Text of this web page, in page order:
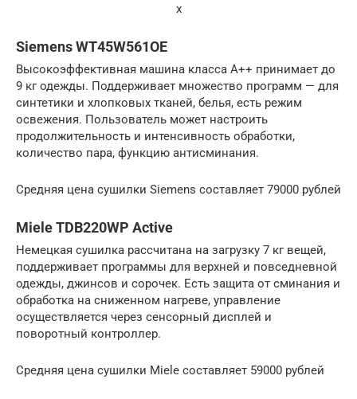
x
Siemens WT45W561OE
Высокоэффективная машина класса А++ принимает до
9 кг одежды. Поддерживает множество программ — для
синтетики и хлопковых тканей, белья, есть режим
освежения. Пользователь может настроить
продолжительность и интенсивность обработки,
количество пара, функцию антисминания.
Средняя цена сушилки Siemens составляет 79000 рублей
Miele TDB220WP Active
Немецкая сушилка рассчитана на загрузку 7 кг вещей,
поддерживает программы для верхней и повседневной
одежды, джинсов и сорочек. Есть защита от сминания и
обработка на сниженном нагреве, управление
осуществляется через сенсорный дисплей и
поворотный контроллер.
Средняя цена сушилки Miele составляет 59000 рублей